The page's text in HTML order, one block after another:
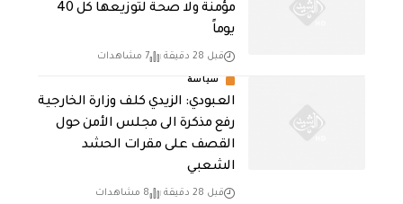
مؤمنة ولا صحة لتوزيعها كل 40
يوماً
قبل 28 دقيقة 7 مشاهدات
سياسة
العبودي: الزيدي كلف وزارة الخارجية
رفع مذكرة الى مجلس الأمن حول
القصف على مقرات الحشد
الشعبي
قبل 28 دقيقة 8 مشاهدات